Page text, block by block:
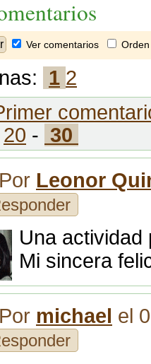
Ver comentarios
1 2
20 - 30
Leonor
Una actividad
Mi sincera
michael el